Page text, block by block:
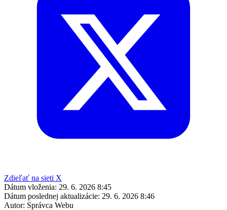
Zdieľať na sieti X
Dátum vloženia: 29. 6. 2026 8:45
Dátum poslednej aktualizácie: 29. 6. 2026 8:46
Autor: Správca Webu